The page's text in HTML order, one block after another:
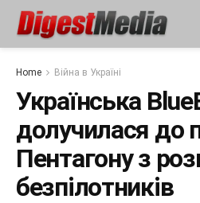
Home Війна в Україні
Українська
долучилася до
Пентагону з
безпілотників